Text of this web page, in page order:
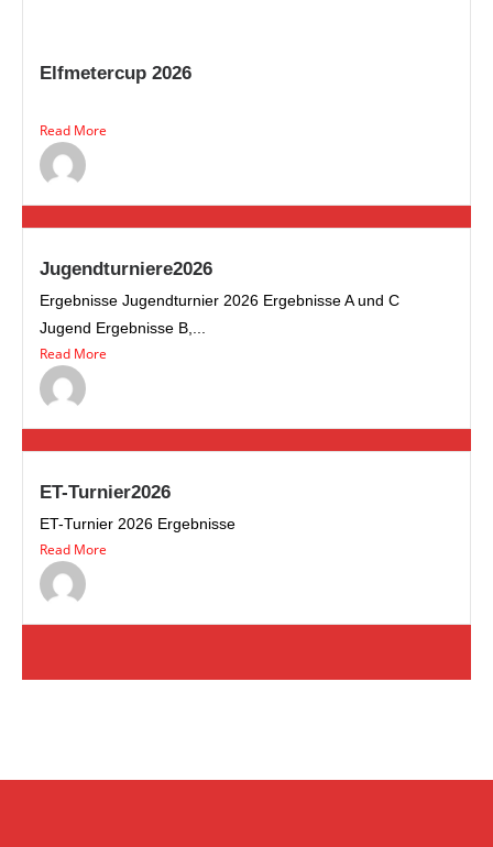
Elfmetercup 2026
Read More
Jugendturniere2026
Ergebnisse Jugendturnier 2026 Ergebnisse A und C
Jugend Ergebnisse B,...
Read More
ET-Turnier2026
ET-Turnier 2026 Ergebnisse
Read More